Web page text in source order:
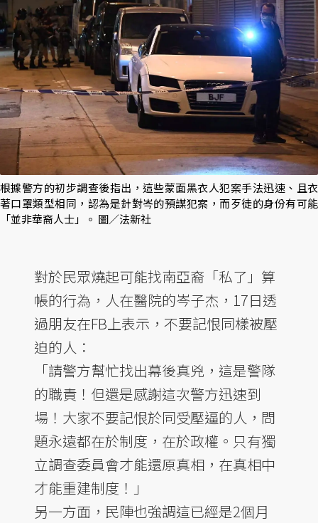
根據警方的初步調查後指出，這些蒙面黑衣人犯案手法迅速、且衣
著口罩類型相同，認為是針對岑的預謀犯案，而歹徒的身份有可能
「並非華裔人士」。 圖／法新社
對於民眾燒起可能找南亞裔「私了」算
帳的行為，人在醫院的岑子杰，17日透
過朋友在FB上表示，不要記恨同樣被壓
迫的人：
「請警方幫忙找出幕後真兇，這是警隊
的職責！但還是感謝這次警方迅速到
場！大家不要記恨於同受壓逼的人，問
題永遠都在於制度，在於政權。只有獨
立調查委員會才能還原真相，在真相中
才能重建制度！」
另一方面，民陣也強調這已經是2個月